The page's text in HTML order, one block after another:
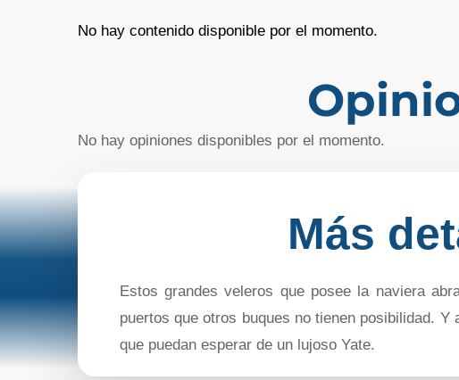
No hay contenido disponible por el momento.
No hay opiniones disponibles por el momento.
Más
Estos grandes veleros que posee la naviera
puertos que otros buques no tienen posibilidad.
que puedan esperar de un lujoso Yate.